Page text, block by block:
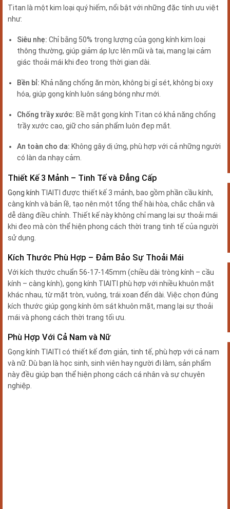
Titan là một kim loại quý hiếm, nổi bật với những đặc tính ưu việt
như:
Siêu nhẹ: Chỉ bằng 50% trọng lượng của gọng kính kim loại
thông thường, giúp giảm áp lực lên mũi và tai, mang lại cảm
giác thoải mái khi đeo trong thời gian dài.
Bền bỉ: Khả năng chống ăn mòn, không bị gỉ sét, không bị oxy
hóa, giúp gọng kính luôn sáng bóng như mới.
Chống trầy xước: Bề mặt gọng kính Titan có khả năng chống
trầy xước cao, giữ cho sản phẩm luôn đẹp mắt.
An toàn cho da: Không gây dị ứng, phù hợp với cả những người
có làn da nhạy cảm.
Thiết Kế 3 Mảnh – Tinh Tế và Đẳng Cấp
Gọng kính TIAITI được thiết kế 3 mảnh, bao gồm phần cầu kính,
càng kính và bản lề, tạo nên một tổng thể hài hòa, chắc chắn và
dễ dàng điều chỉnh. Thiết kế này không chỉ mang lại sự thoải mái
khi đeo mà còn thể hiện phong cách thời trang tinh tế của người
sử dụng.
Kích Thước Phù Hợp – Đảm Bảo Sự Thoải Mái
Với kích thước chuẩn 56-17-145mm (chiều dài tròng kính – cầu
kính – càng kính), gọng kính TIAITI phù hợp với nhiều khuôn mặt
khác nhau, từ mặt tròn, vuông, trái xoan đến dài. Việc chọn đúng
kích thước giúp gọng kính ôm sát khuôn mặt, mang lại sự thoải
mái và phong cách thời trang tối ưu.
Phù Hợp Với Cả Nam và Nữ
Gọng kính TIAITI có thiết kế đơn giản, tinh tế, phù hợp với cả nam
và nữ. Dù bạn là học sinh, sinh viên hay người đi làm, sản phẩm
này đều giúp bạn thể hiện phong cách cá nhân và sự chuyên
nghiệp.